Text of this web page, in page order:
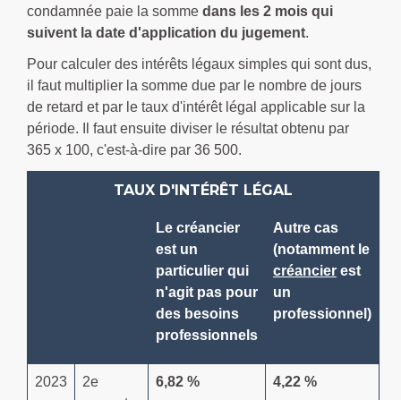
condamnée paie la somme dans les 2 mois qui
suivent la date d'application du jugement.
Pour calculer des intérêts légaux simples qui sont dus,
il faut multiplier la somme due par le nombre de jours
de retard et par le taux d'intérêt légal applicable sur la
période. Il faut ensuite diviser le résultat obtenu par
365 x 100, c'est-à-dire par 36 500.
TAUX D'INTÉRÊT LÉGAL
Le créancier
est un
particulier qui
n'agit pas pour
des besoins
professionnels
Autre cas
(notamment le
créancier est
un
professionnel)
2023 2e
6,82 % 4,22 %